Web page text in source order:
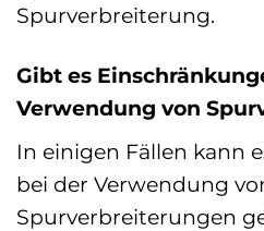
Spurverbreiterung.
Gibt es
Verwendung von
In einigen Fällen kann
bei der Verwendung
Spurverbreiterungen